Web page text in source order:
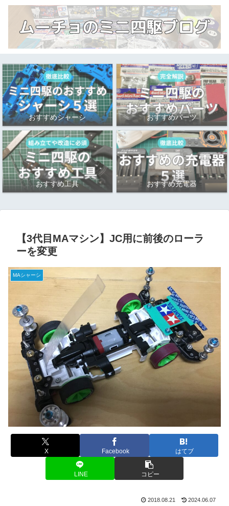
おすすめシャーシ おすすめパーツ
おすすめ工具 おすすめ充電器
【3代目MAマシン】JC用に前後のローラ
ーを変更
MAシャーシ
X Facebook はてブ
LINE コピー
2018.08.21 2024.06.07